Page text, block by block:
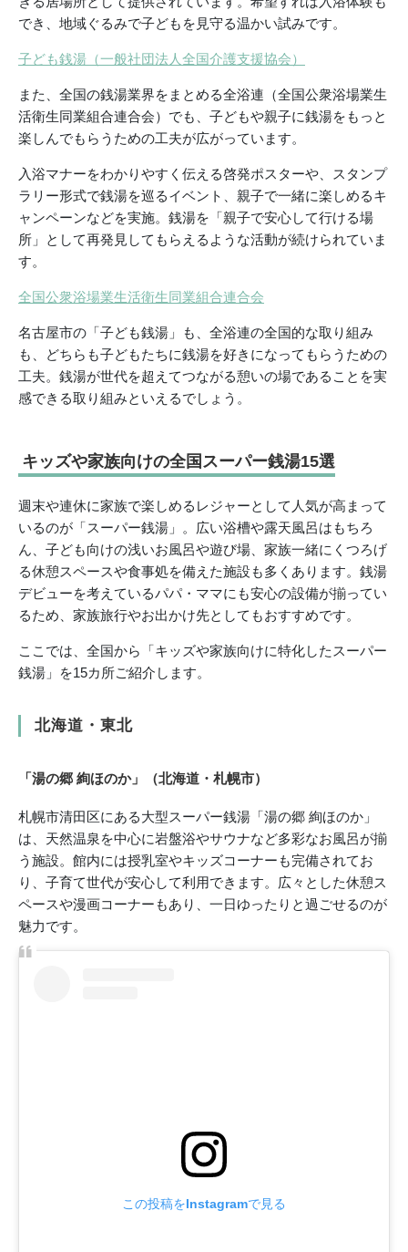
でき、地域ぐるみで子どもを見守る温かい試みです。
子ども銭湯（一般社団法人全国介護支援協会）
また、全国の銭湯業界をまとめる全浴連（全国公衆浴場業生
活衛生同業組合連合会）でも、子どもや親子に銭湯をもっと
楽しんでもらうための工夫が広がっています。
入浴マナーをわかりやすく伝える啓発ポスターや、スタンプ
ラリー形式で銭湯を巡るイベント、親子で一緒に楽しめるキ
ャンペーンなどを実施。銭湯を「親子で安心して行ける場
所」として再発見してもらえるような活動が続けられていま
す。
全国公衆浴場業生活衛生同業組合連合会
名古屋市の「子ども銭湯」も、全浴連の全国的な取り組み
も、どちらも子どもたちに銭湯を好きになってもらうための
工夫。銭湯が世代を超えてつながる憩いの場であることを実
感できる取り組みといえるでしょう。
キッズや家族向けの全国スーパー銭湯15選
週末や連休に家族で楽しめるレジャーとして人気が高まって
いるのが「スーパー銭湯」。広い浴槽や露天風呂はもちろ
ん、子ども向けの浅いお風呂や遊び場、家族一緒にくつろげ
る休憩スペースや食事処を備えた施設も多くあります。銭湯
デビューを考えているパパ・ママにも安心の設備が揃ってい
るため、家族旅行やお出かけ先としてもおすすめです。
ここでは、全国から「キッズや家族向けに特化したスーパー
銭湯」を15カ所ご紹介します。
北海道・東北
「湯の郷 絢ほのか」（北海道・札幌市）
札幌市清田区にある大型スーパー銭湯「湯の郷 絢ほのか」
は、天然温泉を中心に岩盤浴やサウナなど多彩なお風呂が揃
う施設。館内には授乳室やキッズコーナーも完備されてお
り、子育て世代が安心して利用できます。広々とした休憩ス
ペースや漫画コーナーもあり、一日ゆったりと過ごせるのが
魅力です。
この投稿をInstagramで見る